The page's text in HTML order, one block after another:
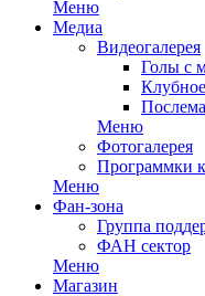
Меню
Медиа
Видеогалерея
Голы с
Меню
Фотогалерея
Программки
Меню
Фан-зона
Группа
ФАН сектор
Меню
Магазин